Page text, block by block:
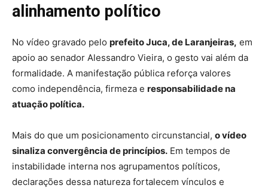
alinhamento político
No vídeo gravado pelo prefeitoJuca, de Laranjeiras, em
apoio ao senador Alessandro Vieira, o gesto vai além da
formalidade. A manifestação pública reforça valores
como independência, firmeza e responsabilidade na
atuação política.
Mais do que um posicionamento circunstancial, o vídeo
sinaliza convergência de princípios. Em tempos de
instabilidade interna nos agrupamentos políticos,
declarações dessa natureza fortalecem vínculos e